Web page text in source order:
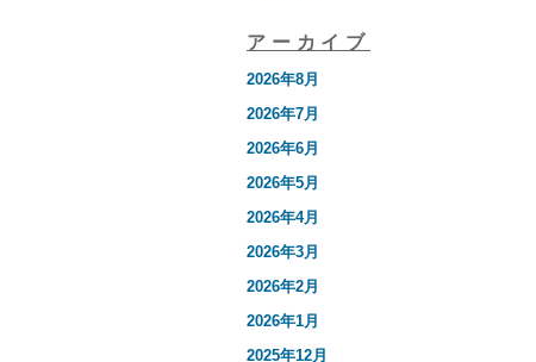
アーカイブ
2026年8月
2026年7月
2026年6月
2026年5月
2026年4月
2026年3月
2026年2月
2026年1月
2025年12月